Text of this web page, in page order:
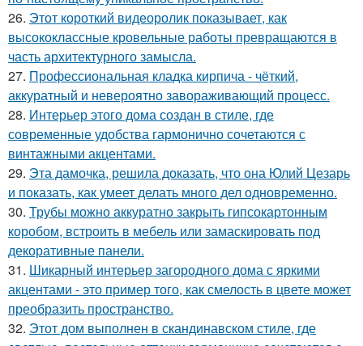
26. Этот короткий видеоролик показывает, как
высококлассные кровельные работы превращаются в
часть архитектурного замысла.
27. Профессиональная кладка кирпича - чёткий,
аккуратный и невероятно завораживающий процесс.
28. Интерьер этого дома создан в стиле, где
современные удобства гармонично сочетаются с
винтажными акцентами.
29. Эта дамочка, решила доказать, что она Юлий Цезарь
и показать, как умеет делать много дел одновременно.
30. Трубы можно аккуратно закрыть гипсокартонным
коробом, встроить в мебель или замаскировать под
декоративные панели.
31. Шикарный интерьер загородного дома с яркими
акцентами - это пример того, как смелость в цвете может
преобразить пространство.
32. Этот дом выполнен в скандинавском стиле, где